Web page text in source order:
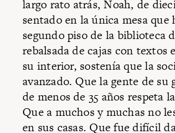
largo rato atrás, Noah, de
sentado en la única mesa que
segundo piso de la biblioteca
rebalsada de cajas con textos
su interior, sostenía que la
avanzado. Que la gente de su
de menos de 35 años respeta
Que a muchos y muchas no
en sus casas. Que fue difícil